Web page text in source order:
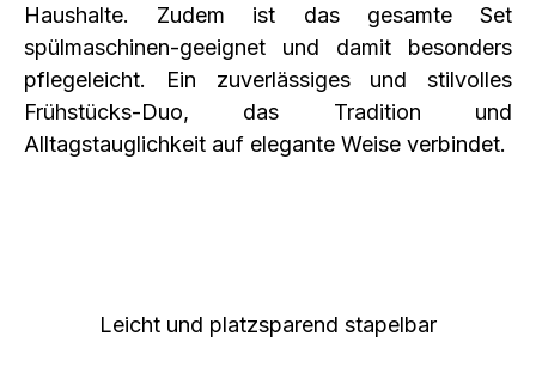
Haushalte. Zudem ist das gesamte Set
spülmaschinen-geeignet und damit besonders
pflegeleicht. Ein zuverlässiges und stilvolles
Frühstücks-Duo, das Tradition und
Alltagstauglichkeit auf elegante Weise verbindet.
Leicht und platzsparend stapelbar